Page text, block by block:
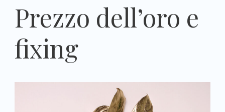
Prezzo dell’oro e
fixing